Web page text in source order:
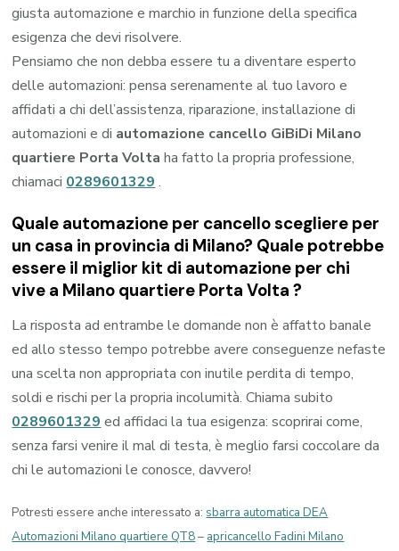
giusta automazione e marchio in funzione della specifica
esigenza che devi risolvere.
Pensiamo che non debba essere tu a diventare esperto
delle automazioni: pensa serenamente al tuo lavoro e
affidati a chi dell’assistenza, riparazione, installazione di
automazioni e di automazione cancello GiBiDi Milano
quartiere Porta Volta ha fatto la propria professione,
chiamaci 0289601329 .
Quale automazione per cancello scegliere per
un casa in provincia di Milano? Quale potrebbe
essere il miglior kit di automazione per chi
vive a Milano quartiere Porta Volta ?
La risposta ad entrambe le domande non è affatto banale
ed allo stesso tempo potrebbe avere conseguenze nefaste
una scelta non appropriata con inutile perdita di tempo,
soldi e rischi per la propria incolumità. Chiama subito
0289601329 ed affidaci la tua esigenza: scoprirai come,
senza farsi venire il mal di testa, è meglio farsi coccolare da
chi le automazioni le conosce, davvero!
Potresti essere anche interessato a: sbarra automatica DEA
Automazioni Milano quartiere QT8– apricancello Fadini Milano